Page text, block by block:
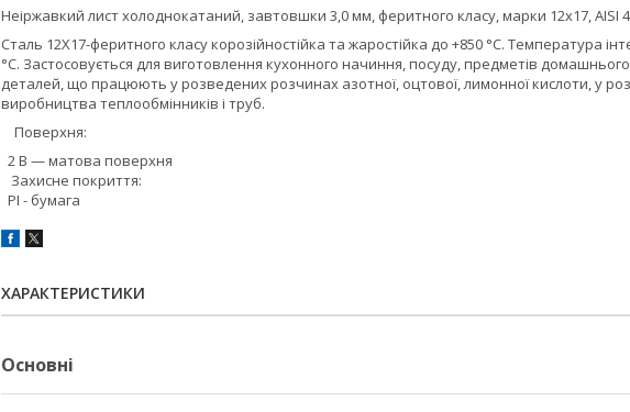
Неіржавкий лист холоднокатаний, завтовшки 3,0 мм, феритного класу, марки 12х17, AISI
Сталь 12Х17-феритного класу корозійностійка та жаростійка до +850 °C. Температура
°C. Застосовується для виготовлення кухонного начиння, посуду, предметів
деталей, що працюють у розведених розчинах азотної, оцтової, лимонної кислоти, у
виробництва теплообмінників і труб.
Поверхня:
2 В — матова поверхня
Захисне покриття:
PІ - бумага
ХАРАКТЕРИСТИКИ
Основні